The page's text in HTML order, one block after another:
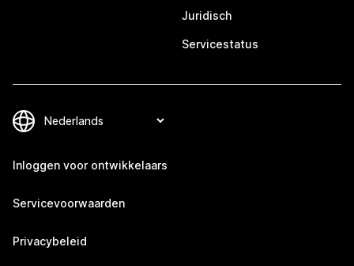
Juridisch
Servicestatus
Inloggen voor ontwikkelaars
Servicevoorwaarden
Privacybeleid